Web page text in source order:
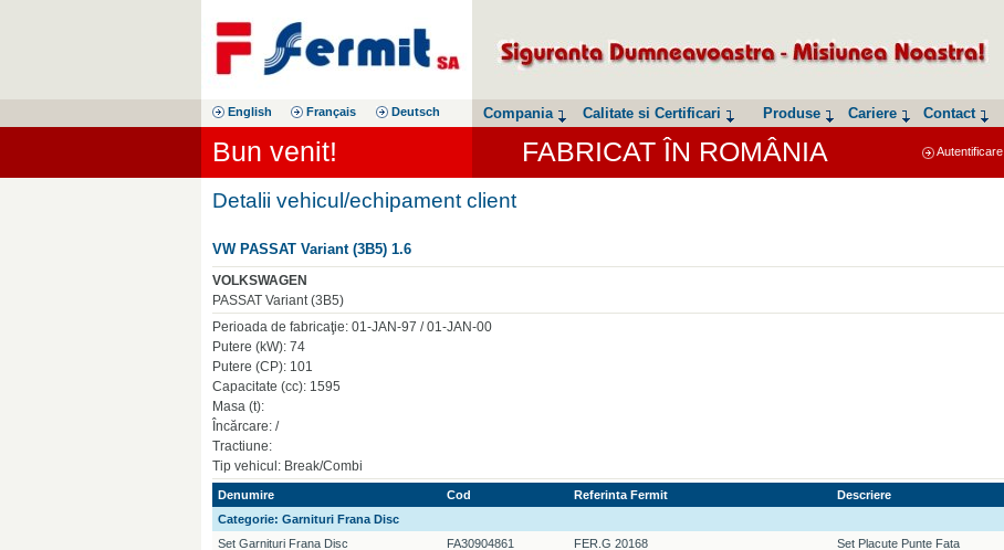
English Français Deutsch Compania Calitate si Certificari Produse Cariere Contact
Bun venit! FABRICAT ÎN ROMÂNIA Autentificare
Detalii vehicul/echipament client
VW PASSAT Variant (3B5) 1.6
VOLKSWAGEN
PASSAT Variant (3B5)
Perioada de fabricaţie: 01-JAN-97 / 01-JAN-00
Putere (kW): 74
Putere (CP): 101
Capacitate (cc): 1595
Masa (t):
Încărcare: /
Tractiune:
Tip vehicul: Break/Combi
Denumire Cod Referinta Fermit Descriere
Categorie: Garnituri Frana Disc
Set Garnituri Frana Disc
FA30904861 FER.G 20168 Set Placute Punte Fata